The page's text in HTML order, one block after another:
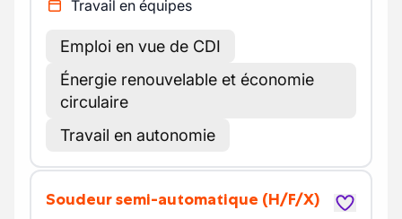
Travail en équipes
Emploi en vue de CDI
Énergie renouvelable et économie
circulaire
Travail en autonomie
Soudeur semi-automatique (H/F/X)